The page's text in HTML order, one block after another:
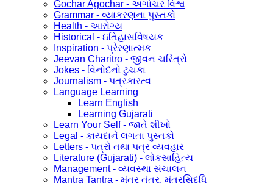
Gochar Agochar - અગોચર વિશ્વ
Grammar - વ્યાકરણના પુસ્તકો
Health - આરોગ્ય
Historical - ઇતિહાસવિષયક
Inspiration - પ્રેરણાત્મક
Jeevan Charitro - જીવન ચરિત્રો
Jokes - વિનોદનો ટુચકા
Journalism - પત્રકારત્વ
Language Learning
Learn English
Learning Gujarati
Learn Your Self - જાતે શીખો
Legal - કાયદાને લગતા પુસ્તકો
Letters - પત્રો તથા પત્ર વ્યવહાર
Literature (Gujarati) - લોકસાહિત્ય
Management - વ્યવસ્થા સંચાલન
Mantra Tantra - મંત્ર તંત્ર, મંત્રસિદ્ધિ